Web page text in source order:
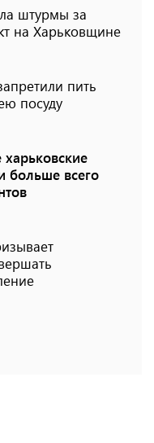
штурмы за
на Харьковщине
пить
посуду
харьковские
больше всего